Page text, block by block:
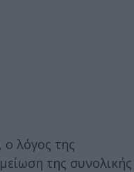
λόγος της
της συνολικής